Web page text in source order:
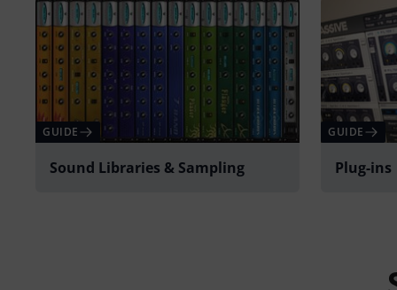
GUIDE
Sound Libraries & Sampling
GUIDE
Plug-ins